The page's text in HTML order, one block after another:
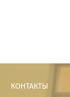
КОНТАКТЫ